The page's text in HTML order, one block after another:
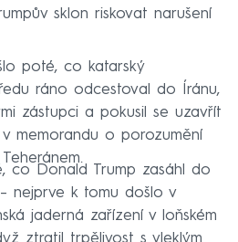
sklon riskovat narušení
poté, co katarský
ráno odcestoval do Íránu,
zástupci a pokusil se uzavřít
memorandu o porozumění
co Donald Trump zasáhl do
nejprve k tomu došlo v
jaderná zařízení v loňském
ztratil trpělivost s vleklým